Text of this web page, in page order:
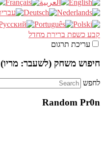
קבע כשפת ברירת מחדל
עריכת תרגום
חיפוש משחק (לשעבר: מריו)
לחפש
Random Pr0n